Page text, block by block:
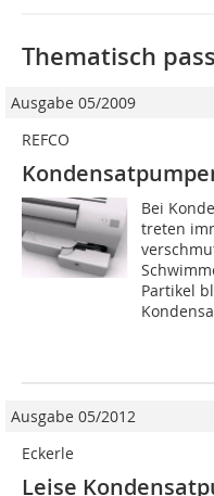
Thematisch
Ausgabe 05/2009
REFCO
Bei
treten
Partikel
Ausgabe 05/2012
Eckerle
Leise